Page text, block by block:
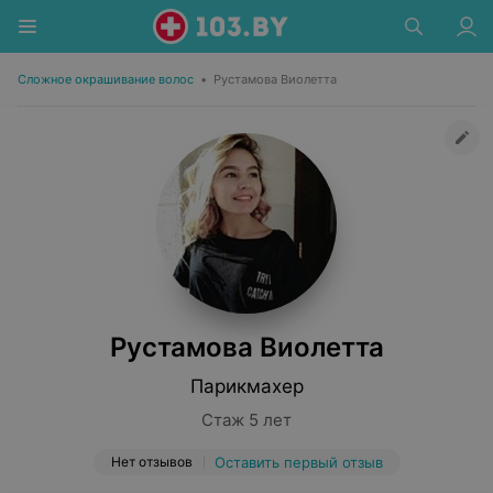
Сложное окрашивание волос • Рустамова Виолетта
Рустамова Виолетта
Парикмахер
Стаж 5 лет
Нет отзывов Оставить первый отзыв